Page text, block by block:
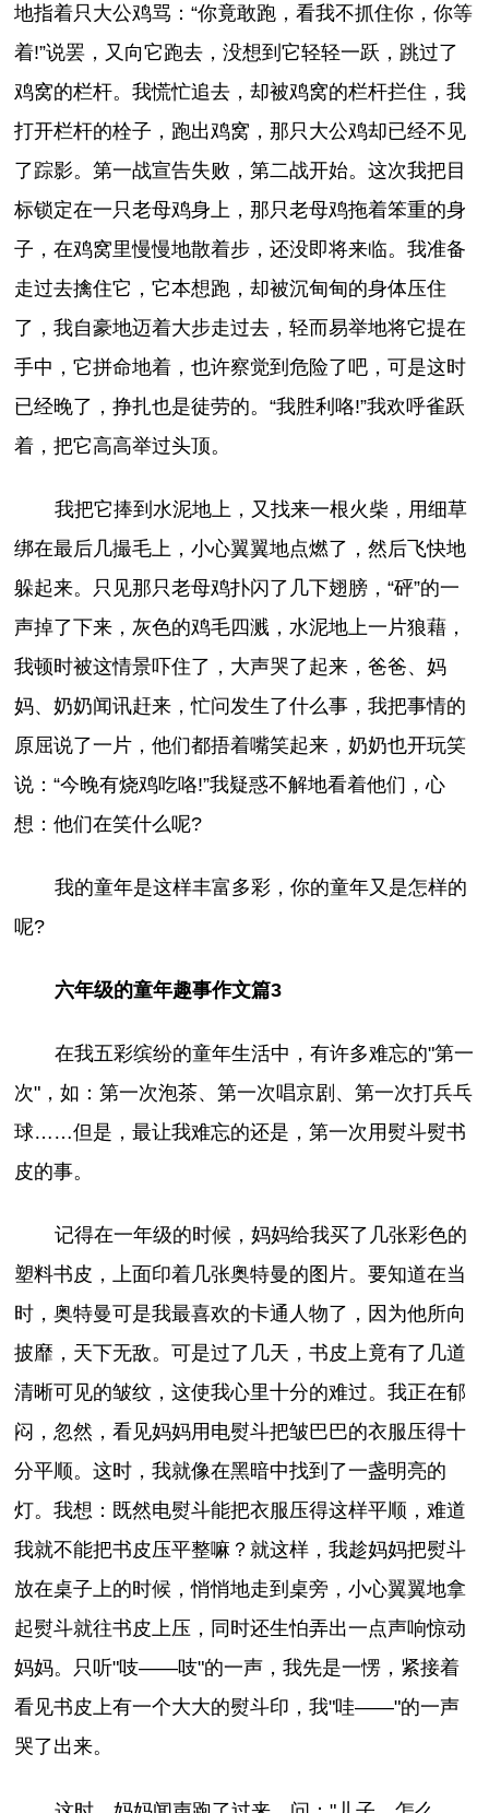
地指着只大公鸡骂：“你竟敢跑，看我不抓住你，你等
着!”说罢，又向它跑去，没想到它轻轻一跃，跳过了
鸡窝的栏杆。我慌忙追去，却被鸡窝的栏杆拦住，我
打开栏杆的栓子，跑出鸡窝，那只大公鸡却已经不见
了踪影。第一战宣告失败，第二战开始。这次我把目
标锁定在一只老母鸡身上，那只老母鸡拖着笨重的身
子，在鸡窝里慢慢地散着步，还没即将来临。我准备
走过去擒住它，它本想跑，却被沉甸甸的身体压住
了，我自豪地迈着大步走过去，轻而易举地将它提在
手中，它拼命地着，也许察觉到危险了吧，可是这时
已经晚了，挣扎也是徒劳的。“我胜利咯!”我欢呼雀跃
着，把它高高举过头顶。
我把它捧到水泥地上，又找来一根火柴，用细草
绑在最后几撮毛上，小心翼翼地点燃了，然后飞快地
躲起来。只见那只老母鸡扑闪了几下翅膀，“砰”的一
声掉了下来，灰色的鸡毛四溅，水泥地上一片狼藉，
我顿时被这情景吓住了，大声哭了起来，爸爸、妈
妈、奶奶闻讯赶来，忙问发生了什么事，我把事情的
原屈说了一片，他们都捂着嘴笑起来，奶奶也开玩笑
说：“今晚有烧鸡吃咯!”我疑惑不解地看着他们，心
想：他们在笑什么呢?
我的童年是这样丰富多彩，你的童年又是怎样的
呢?
六年级的童年趣事作文篇3
在我五彩缤纷的童年生活中，有许多难忘的"第一
次"，如：第一次泡茶、第一次唱京剧、第一次打兵乓
球……但是，最让我难忘的还是，第一次用熨斗熨书
皮的事。
记得在一年级的时候，妈妈给我买了几张彩色的
塑料书皮，上面印着几张奥特曼的图片。要知道在当
时，奥特曼可是我最喜欢的卡通人物了，因为他所向
披靡，天下无敌。可是过了几天，书皮上竟有了几道
清晰可见的皱纹，这使我心里十分的难过。我正在郁
闷，忽然，看见妈妈用电熨斗把皱巴巴的衣服压得十
分平顺。这时，我就像在黑暗中找到了一盏明亮的
灯。我想：既然电熨斗能把衣服压得这样平顺，难道
我就不能把书皮压平整嘛？就这样，我趁妈妈把熨斗
放在桌子上的时候，悄悄地走到桌旁，小心翼翼地拿
起熨斗就往书皮上压，同时还生怕弄出一点声响惊动
妈妈。只听"吱——吱"的一声，我先是一愣，紧接着
看见书皮上有一个大大的熨斗印，我"哇——"的一声
哭了出来。